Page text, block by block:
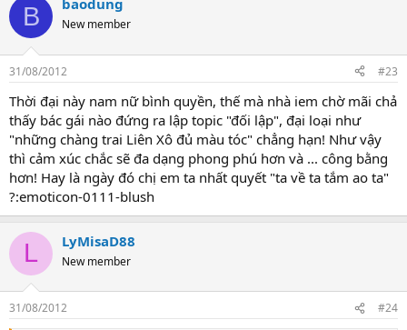
B baodung
New member
31/08/2012 #23
Thời đại này nam nữ bình quyền, thế mà nhà iem chờ mãi chả
thấy bác gái nào đứng ra lập topic "đối lập", đại loại như
"những chàng trai Liên Xô đủ màu tóc" chẳng hạn! Như vậy
thì cảm xúc chắc sẽ đa dạng phong phú hơn và ... công bằng
hơn! Hay là ngày đó chị em ta nhất quyết "ta về ta tắm ao ta"
?:emoticon-0111-blush
L LyMisaD88
New member
31/08/2012 #24